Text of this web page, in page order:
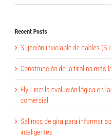
Recent Posts
Sujeción inviolable de cables
Construcción de la tirolina más
Fly-Line: la evolución lógica en
comercial
Salimos de gira para informar
inteligentes